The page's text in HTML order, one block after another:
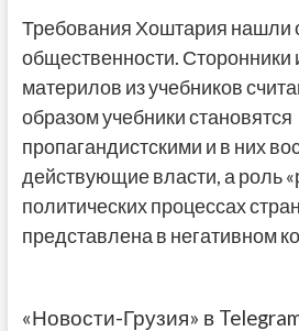
Требования Хоштария нашли
общественности. Сторонники
материлов из учебников
образом учебники становятся
пропагандистскими и в них
действующие власти, а роль
политических процессах
представлена в негативном
«Новости-Грузия» в